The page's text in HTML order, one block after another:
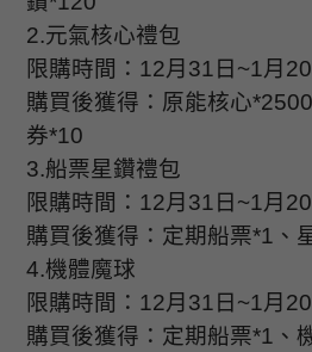
2.元氣核心禮包
限購時間： 12月 31 日 ~1月 20
購買後獲得：原能核心*2500
券*10
3.船票星鑽禮包
限購時間： 12月 31 日 ~1月 20
購買後獲得：定期船票*1 、
4.機體魔球
限購時間： 12月 31 日 ~1月 20
購買後獲得：定期船票*1 、